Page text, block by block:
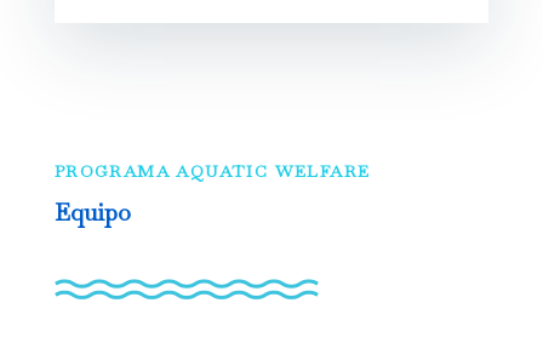
PROGRAMA AQUATIC WELFARE
Equipo